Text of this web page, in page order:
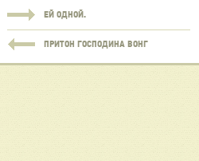
ЕЙ ОДНОЙ.
ПРИТОН ГОСПОДИНА ВОНГ